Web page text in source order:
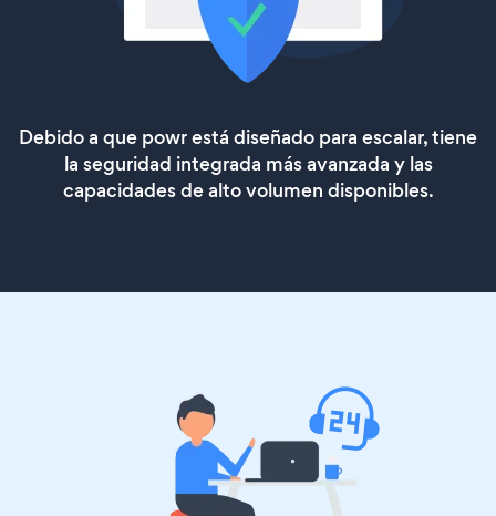
Debido a que powr está diseñado para escalar, tiene
la seguridad integrada más avanzada y las
capacidades de alto volumen disponibles.